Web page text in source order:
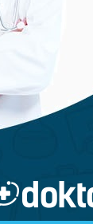
ponudu